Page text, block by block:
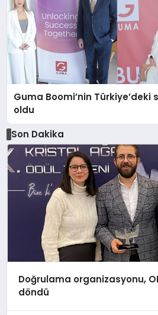
Guma Boomi’nin
oldu
Son Dakika
Doğrulama organizasyonu,
döndü